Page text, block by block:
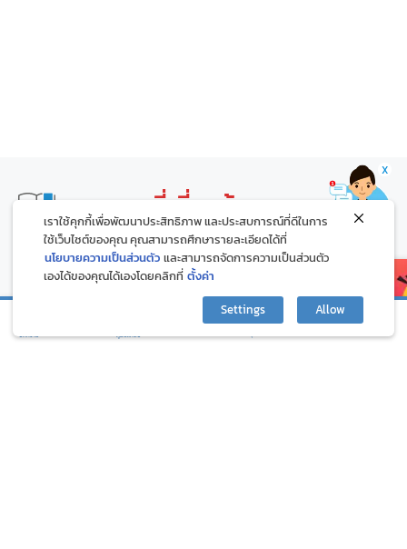
บทความที่เกี่ยวข้อง
บทความ ภูมิแพ้คลับ
X
เราใช้คุกกี้เพื่อพัฒนาประสิทธิภาพ และประสบการณ์ที่ดีในการ
ใช้เว็บไซต์ของคุณ คุณสามารถศึกษารายละเอียดได้ที่
นโยบายความเป็นส่วนตัว และสามารถจัดการความเป็นส่วนตัว
เองได้ของคุณได้เองโดยคลิกที่ ตั้งค่า
Settings
Allow